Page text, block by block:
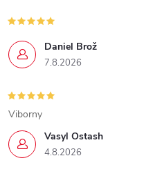
Daniel Brož
7.8.2026
Vasyl Ostash
4.8.2026
Viborny